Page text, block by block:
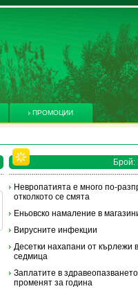
ПРОМОЦИИ
Брой:
Невропатията е много по-
отколкото се смята
Еньовско намаление в
Вирусните инфекции
Десетки нахапани от кърлежи
седмица
Заплатите в
променят за година